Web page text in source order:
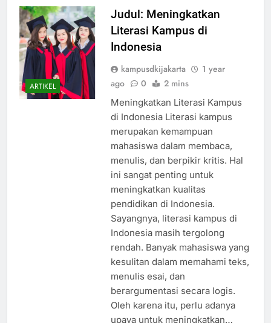
ARTIKEL
Judul: Meningkatkan
Literasi Kampus di
kampusdkijakarta
Meningkatkan Literasi Kampus
di Indonesia Literasi kampus
merupakan kemampuan
mahasiswa dalam membaca,
menulis, dan berpikir kritis. Hal
ini sangat penting untuk
meningkatkan kualitas
pendidikan di Indonesia.
Sayangnya, literasi kampus di
Indonesia masih tergolong
rendah. Banyak mahasiswa yang
kesulitan dalam memahami teks,
menulis esai, dan
berargumentasi secara logis.
Oleh karena itu, perlu adanya